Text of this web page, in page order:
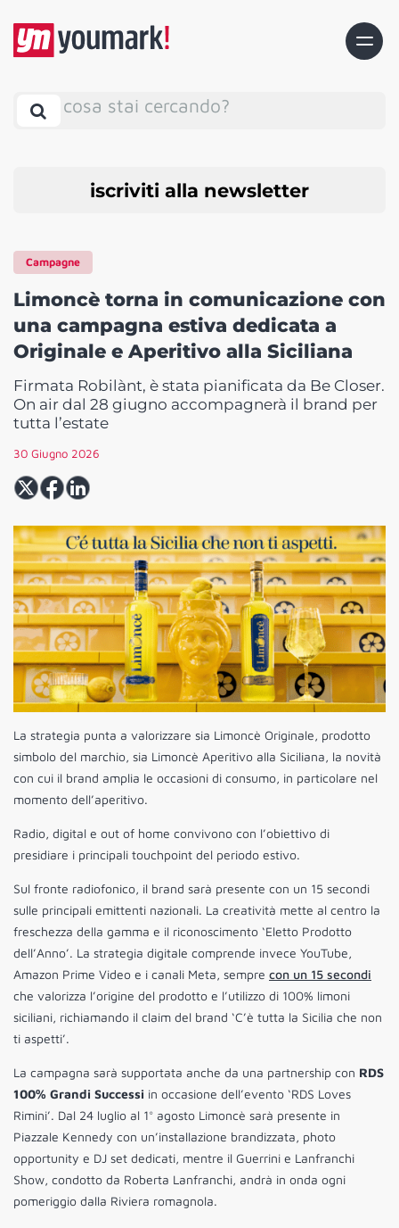
cosa stai cercando?
iscriviti alla newsletter
Campagne
Limoncè torna in comunicazione con
una campagna estiva dedicata a
Originale e Aperitivo alla Siciliana
Firmata Robilànt, è stata pianificata da Be Closer.
On air dal 28 giugno accompagnerà il brand per
tutta l’estate
30 Giugno 2026
La strategia punta a valorizzare sia Limoncè Originale, prodotto
simbolo del marchio, sia Limoncè Aperitivo alla Siciliana, la novità
con cui il brand amplia le occasioni di consumo, in particolare nel
momento dell’aperitivo.
Radio, digital e out of home convivono con l’obiettivo di
presidiare i principali touchpoint del periodo estivo.
Sul fronte radiofonico, il brand sarà presente con un 15 secondi
sulle principali emittenti nazionali. La creatività mette al centro la
freschezza della gamma e il riconoscimento ‘Eletto Prodotto
dell’Anno’. La strategia digitale comprende invece YouTube,
Amazon Prime Video e i canali Meta, sempre con un 15 secondi
che valorizza l’origine del prodotto e l’utilizzo di 100% limoni
siciliani, richiamando il claim del brand ‘C’è tutta la Sicilia che non
ti aspetti’.
La campagna sarà supportata anche da una partnership con RDS
100% Grandi Successi in occasione dell’evento ‘RDS Loves
Rimini’. Dal 24 luglio al 1° agosto Limoncè sarà presente in
Piazzale Kennedy con un’installazione brandizzata, photo
opportunity e DJ set dedicati, mentre il Guerrini e Lanfranchi
Show, condotto da Roberta Lanfranchi, andrà in onda ogni
pomeriggio dalla Riviera romagnola.